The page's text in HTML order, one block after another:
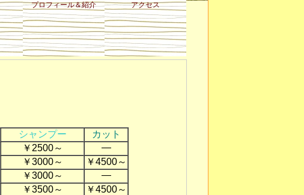
プロフィール＆紹介 アクセス
シャンプー
カット
￥2500～
―
￥3000～
￥4500～
￥3000～
―
￥3500～
￥4500～